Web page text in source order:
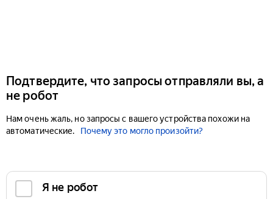
Подтвердите, что запросы отправляли вы, а
не робот
Нам очень жаль, но запросы с вашего устройства похожи на
автоматические.
Почему это могло произойти?